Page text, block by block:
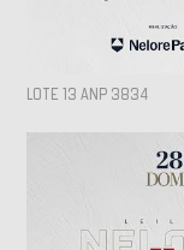
LOTE 13 ANP 3834